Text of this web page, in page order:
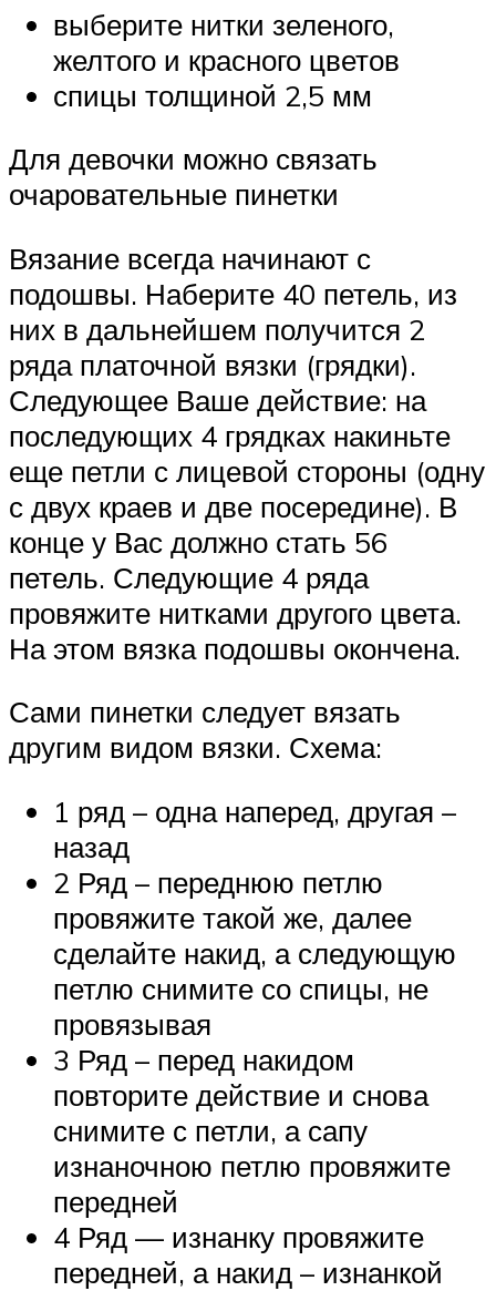
выберите нитки зеленого,
желтого и красного цветов
спицы толщиной 2,5 мм
Для девочки можно связать
очаровательные пинетки
Вязание всегда начинают с
подошвы. Наберите 40 петель, из
них в дальнейшем получится 2
ряда платочной вязки (грядки).
Следующее Ваше действие: на
последующих 4 грядках накиньте
еще петли с лицевой стороны (одну
с двух краев и две посередине). В
конце у Вас должно стать 56
петель. Следующие 4 ряда
провяжите нитками другого цвета.
На этом вязка подошвы окончена.
Сами пинетки следует вязать
другим видом вязки. Схема:
1 ряд – одна наперед, другая –
назад
2 Ряд – переднюю петлю
провяжите такой же, далее
сделайте накид, а следующую
петлю снимите со спицы, не
провязывая
3 Ряд – перед накидом
повторите действие и снова
снимите с петли, а сапу
изнаночною петлю провяжите
передней
4 Ряд — изнанку провяжите
передней, а накид – изнанкой